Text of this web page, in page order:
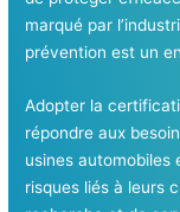
marqué par
prévention est un
Adopter la
répondre aux
usines automobiles
risques liés à leurs